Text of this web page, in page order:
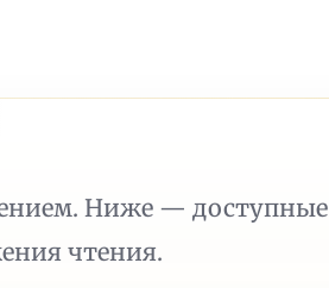
Ниже — доступные
чтения.